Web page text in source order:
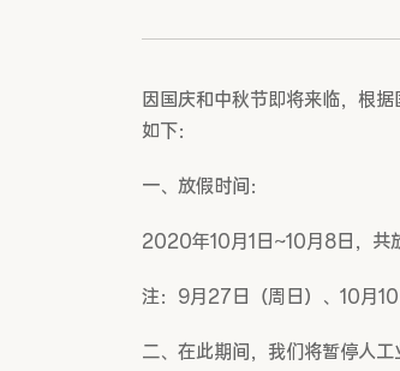
因国庆和中秋节即将来临，根
如下：
一、放假时间：
2020年10月1日~10月8日，共
注：9月27日（周日）、10月10
二、在此期间，我们将暂停人